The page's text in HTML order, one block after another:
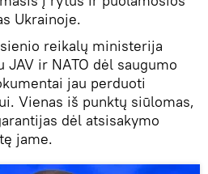
Ukrainoje.
reikalų ministerija
ir NATO dėl saugumo
jau perduoti
Vienas iš punktų siūlomas,
dėl atsisakymo
jame.